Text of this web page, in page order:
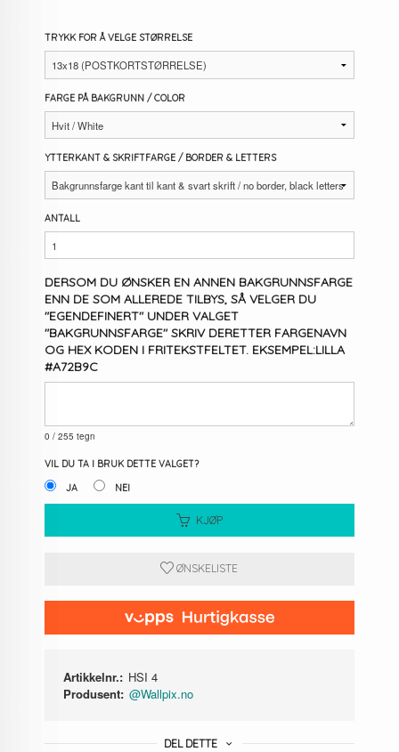
TRYKK FOR Å VELGE STØRRELSE
FARGE PÅ BAKGRUNN / COLOR
YTTERKANT & SKRIFTFARGE / BORDER & LETTERS
ANTALL
DERSOM DU ØNSKER EN ANNEN BAKGRUNNSFARGE
ENN DE SOM ALLEREDE TILBYS, SÅ VELGER DU
"EGENDEFINERT" UNDER VALGET
"BAKGRUNNSFARGE" SKRIV DERETTER FARGENAVN
OG HEX KODEN I FRITEKSTFELTET. EKSEMPEL:LILLA
#A72B9C
0 / 255 tegn
VIL DU TA I BRUK DETTE VALGET?
JA
NEI
KJØP
ØNSKELISTE
Artikkelnr.: HSI 4
Produsent: @Wallpix.no
DEL DETTE